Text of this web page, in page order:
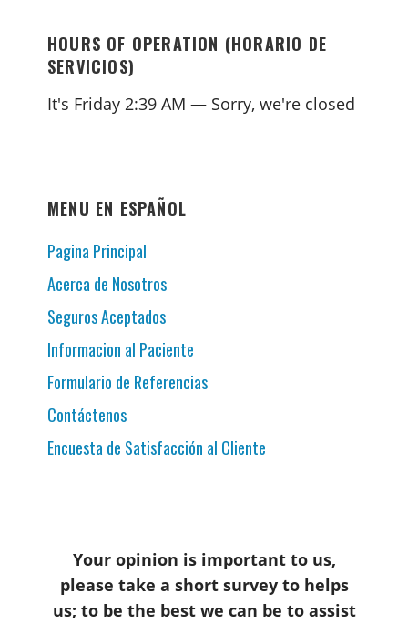
HOURS OF OPERATION (HORARIO DE
SERVICIOS)
It's Friday 2:39 AM — Sorry, we're closed
MENU EN ESPAÑOL
Pagina Principal
Acerca de Nosotros
Seguros Aceptados
Informacion al Paciente
Formulario de Referencias
Contáctenos
Encuesta de Satisfacción al Cliente
Your opinion is important to us,
please take a short survey to helps
us; to be the best we can be to assist